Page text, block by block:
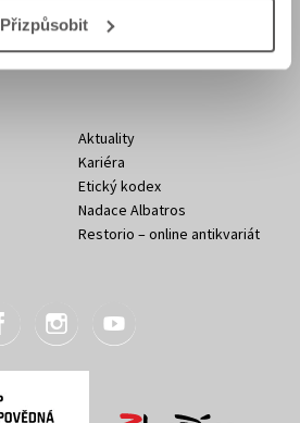
PřizpůsobitKontakty Albatros Media
Aktuality
Kariéra
Etický kodex
Nadace Albatros
Restorio – online antikvariát